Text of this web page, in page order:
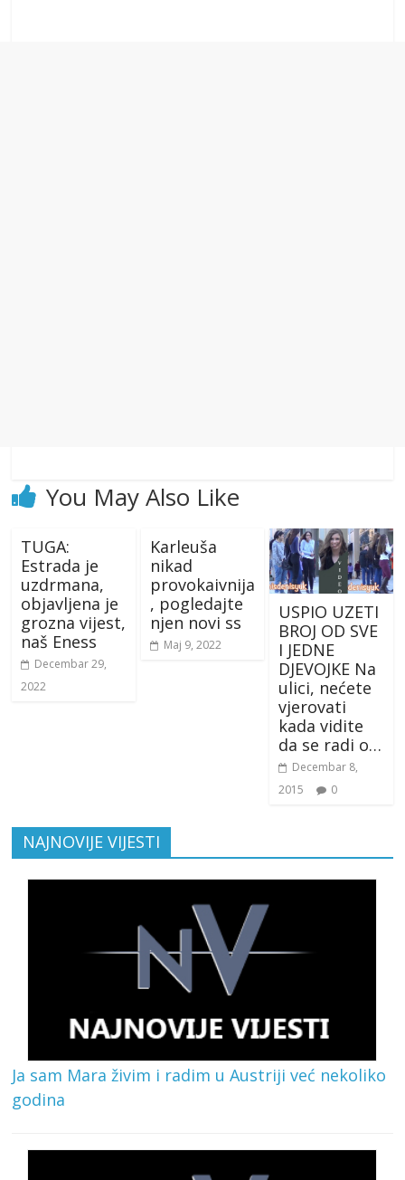
You May Also Like
TUGA:
Estrada je
uzdrmana,
objavljena je
grozna vijest,
naš Eness
Decembar 29,
2022
Karleuša
nikad
provokaivnija
, pogledajte
njen novi ss
Maj 9, 2022
USPIO UZETI
BROJ OD SVE
I JEDNE
DJEVOJKE Na
ulici, nećete
vjerovati
kada vidite
da se radi o…
Decembar 8,
2015
0
NAJNOVIJE VIJESTI
Ja sam Mara živim i radim u Austriji već nekoliko
godina